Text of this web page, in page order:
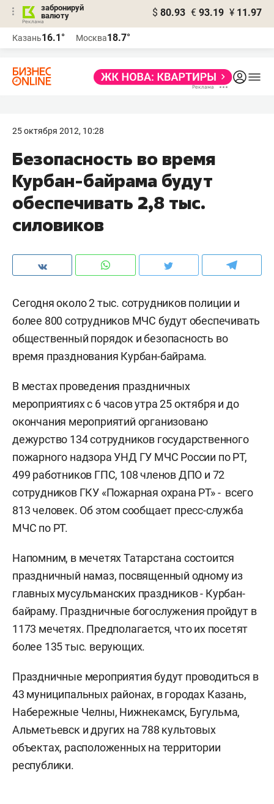
забронируй
валюту
$ 80.93 € 93.19 ¥ 11.97
Казань16.1° Москва18.7°
25 октября 2012, 10:28
Безопасность во время
Курбан-байрама будут
обеспечивать 2,8 тыс.
силовиков
Сегодня около 2 тыс. сотрудников полиции и
более 800 сотрудников МЧС будут обеспечивать
общественный порядок и безопасность во
время празднования Курбан-байрама.
В местах проведения праздничных
мероприятиях с 6 часов утра 25 октября и до
окончания мероприятий организовано
дежурство 134 сотрудников государственного
пожарного надзора УНД ГУ МЧС России по РТ,
499 работников ГПС, 108 членов ДПО и 72
сотрудников ГКУ «Пожарная охрана РТ» - всего
813 человек. Об этом сообщает пресс-служба
МЧС по РТ.
Напомним, в мечетях Татарстана состоится
праздничный намаз, посвященный одному из
главных мусульманских праздников - Курбан-
байраму. Праздничные богослужения пройдут в
1173 мечетях. Предполагается, что их посетят
более 135 тыс. верующих.
Праздничные мероприятия будут проводиться в
43 муниципальных районах, в городах Казань,
Набережные Челны, Нижнекамск, Бугульма,
Альметьевск и других на 788 культовых
объектах, расположенных на территории
республики.